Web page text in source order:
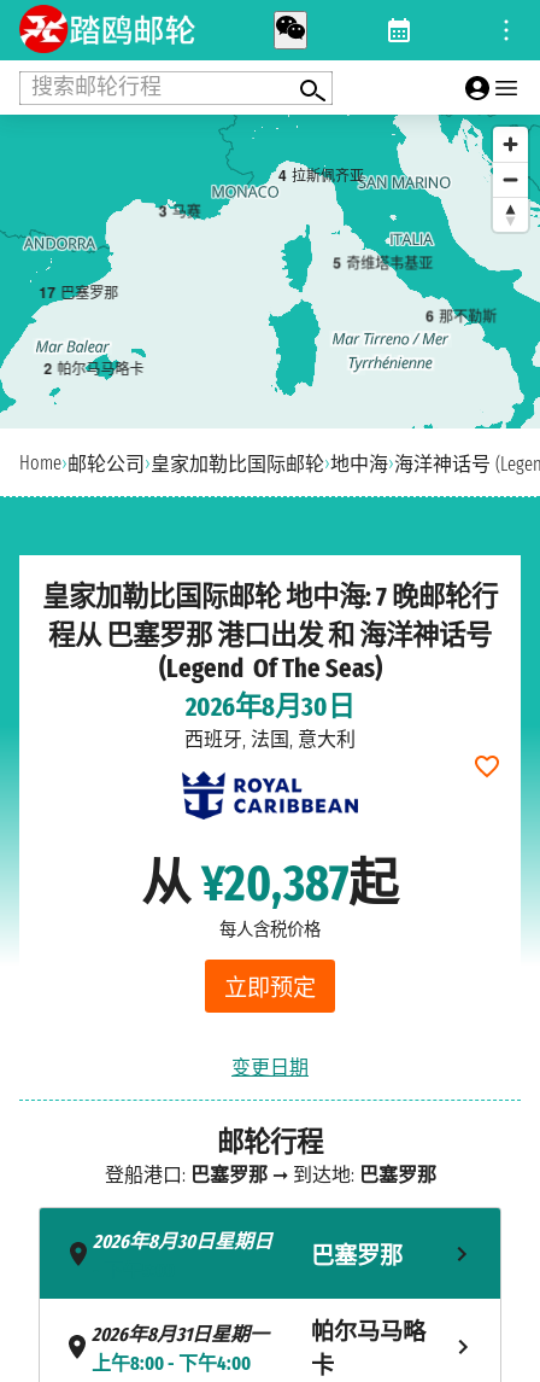
搜索邮轮行程
17 巴塞罗那
2 帕尔马马略卡
3 马赛
4 拉斯佩齐亚
5 奇维塔韦基亚
6 那不勒斯
Home›邮轮公司 ›皇家加勒比国际邮轮›地中海›海洋神话号
皇家加勒比国际邮轮 地中海: 7 晚邮轮行
程从 巴塞罗那 港口出发 和 海洋神话号
(Legend Of The Seas)
2026年8月30日
西班牙, 法国, 意大利
从¥20,387起
每人含税价格
立即预定
变更日期
邮轮行程
登船港口: 巴塞罗那➞ 到达地: 巴塞罗那
2026年8月30日星期日
巴塞罗那
2026年8月31日星期一
上午8:00 - 下午4:00
帕尔马马略
卡